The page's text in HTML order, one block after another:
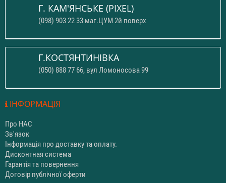
Г. КАМ'ЯНСЬКЕ (PIXEL)
(098) 903 22 33 маг.ЦУМ 2й поверх
Г.КОСТЯНТИНІВКА
(050) 888 77 66, вул Ломоносова 99
ІНФОРМАЦІЯ
Про НАС
Зв'язок
Інформація про доставку та оплату.
Дисконтная система
Гарантія та повернення
Договір публічної оферти